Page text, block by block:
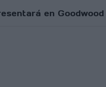
en